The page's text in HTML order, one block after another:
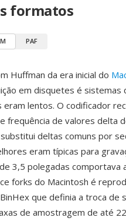
formatos
PAF
Huffman da era inicial do
em disquetes é sistemas
lentos. O codificador
frequência de valores delta
deltas comuns por
eram típicas para
3,5 polegadas comportava
forks do Macintosh é
que definia a troca de
de amostragem de até